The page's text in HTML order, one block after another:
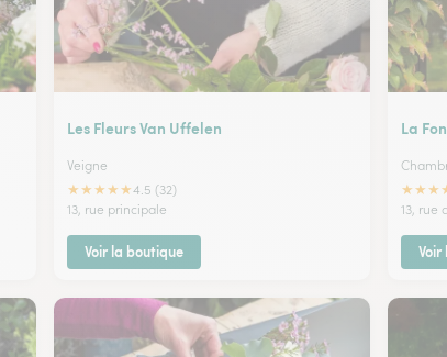
Les Fleurs Van Uffelen
Veigne
★★★★★4.5 (32)
13, rue principale
Voir la boutique
La
★★★
13, rue